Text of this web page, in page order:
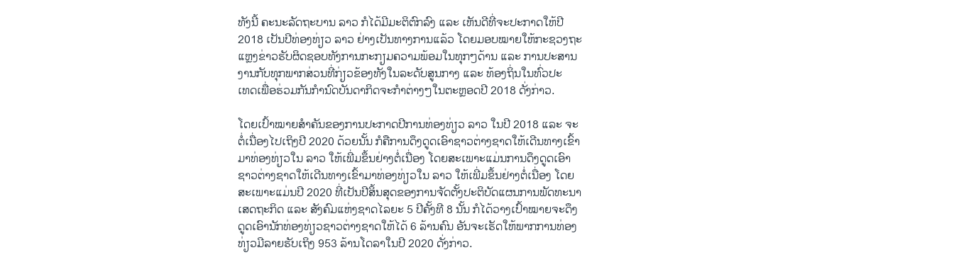
ທັງນີ້ ຄະນະລັດຖະບານ ລາວ ກໍໄດ້ມີມະຕິຕົກລົງ ແລະ ເຫັນດີທີ່ຈະປະກາດໃຫ້ປີ
2018 ເປັນປີທ່ອງທ່ຽວ ລາວ ຢ່າງເປັນທາງການແລ້ວ ໂດຍມອບໝາຍໃຫ້ກະຊວງຖະ
ແຫຼງຂ່າວຮັບຜິດຊອບທັງການກະກຽມຄວາມພ້ອມໃນທຸກໆດ້ານ ແລະ ການປະສານ
ງານກັບທຸກພາກສ່ວນທີ່ກ່ຽວຂ້ອງທັງໃນລະດັບສູນກາງ ແລະ ທ້ອງຖິ່ນໃນທົ່ວປະ
ເທດເພື່ອຮ່ວມກັນກຳນົດບັນດາກິດຈະກຳຕ່າງໆໃນຕະຫຼອດປີ 2018 ດັ່ງກ່າວ.
ໂດຍເປົ້າໝາຍສຳຄັນຂອງການປະກາດປີການທ່ອງທ່ຽວ ລາວ ໃນປີ 2018 ແລະ ຈະ
ຕໍ່ເນື່ອງໄປເຖິງປີ 2020 ດ້ວຍນັ້ນ ກໍຄືການດຶງດູດເອົາຊາວຕ່າງຊາດໃຫ້ເດີນທາງເຂົ້າ
ມາທ່ອງທ່ຽວໃນ ລາວ ໃຫ້ເພີ່ມຂຶ້ນຢ່າງຕໍ່ເນື່ອງ ໂດຍສະເພາະແມ່ນການດຶງດູດເອົາ
ຊາວຕ່າງຊາດໃຫ້ເດີນທາງເຂົ້າມາທ່ອງທ່ຽວໃນ ລາວ ໃຫ້ເພີ່ມຂຶ້ນຢ່າງຕໍ່ເນື່ອງ ໂດຍ
ສະເພາະແມ່ນປີ 2020 ທີ່ເປັນປີສິ້ນສຸດຂອງການຈັດຕັ້ງປະຕິບັດແຜນການພັດທະນາ
ເສດຖະກິດ ແລະ ສັງຄົມແຫ່ງຊາດໄລຍະ 5 ປີຄັ້ງທີ 8 ນັ້ນ ກໍໄດ້ວາງເປົ້າໝາຍຈະດຶງ
ດູດເອົານັກທ່ອງທ່ຽວຊາວຕ່າງຊາດໃຫ້ໄດ້ 6 ລ້ານຄົນ ອັນຈະເຮັດໃຫ້ພາກການທ່ອງ
ທ່ຽວມີລາຍຮັບເຖິງ 953 ລ້ານໂດລາໃນປີ 2020 ດັ່ງກ່າວ.